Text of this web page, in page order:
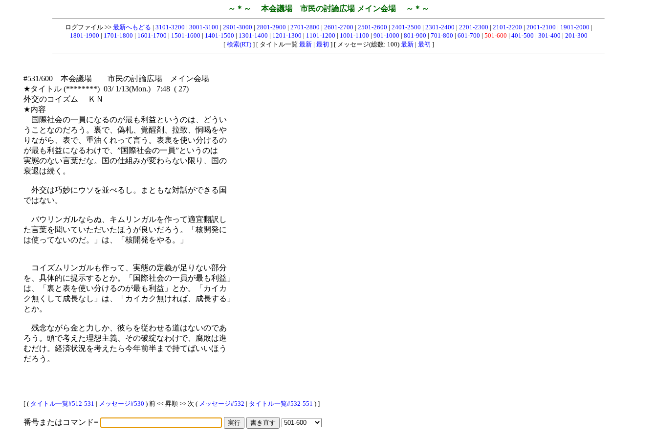
～＊～ 本会議場 市民の討論広場 メイン会場 ～＊～
ログファイル >> 最新へもどる | 3101-3200 | 3001-3100 | 2901-3000 | 2801-2900 | 2701-2800 | 2601-2700 | 2501-2600 | 2401-2500 | 2301-2400 | 2201-2300 | 2101-2200 | 2001-2100 | 1901-2000 |
1801-1900 | 1701-1800 | 1601-1700 | 1501-1600 | 1401-1500 | 1301-1400 | 1201-1300 | 1101-1200 | 1001-1100 | 901-1000 | 801-900 | 701-800 | 601-700 | 501-600 | 401-500 | 301-400 | 201-300
[ 検索(RT)] [ タイトル一覧 最新| 最初 ] [ メッセージ(総数: 100) 最新| 最初 ]
#531/600 本会議場 市民の討論広場 メイン会場
★タイトル (********) 03/ 1/13(Mon.) 7:48 ( 27)
外交のコイズム ＫＮ
★内容
国際社会の一員になるのが最も利益というのは、どうい
うことなのだろう。裏で、偽札、覚醒剤、拉致、恫喝をや
りながら、表で、重油くれって言う。表裏を使い分けるの
が最も利益になるわけで、”国際社会の一員”というのは
実態のない言葉だな。国の仕組みが変わらない限り、国の
衰退は続く。
外交は巧妙にウソを並べるし。まともな対話ができる国
ではない。
バウリンガルならぬ、キムリンガルを作って適宜翻訳し
た言葉を聞いていただいたほうが良いだろう。「核開発に
は使ってないのだ。」は、「核開発をやる。」
コイズムリンガルも作って、実態の定義が足りない部分
を、具体的に提示するとか。「国際社会の一員が最も利益」
は、「裏と表を使い分けるのが最も利益」とか。「カイカ
ク無くして成長なし」は、「カイカク無ければ、成長する」
とか。
残念ながら金と力しか、彼らを従わせる道はないのであ
ろう。頭で考えた理想主義、その破綻なわけで、腐敗は進
むだけ。経済状況を考えたら今年前半まで持てばいいほう
だろう。
[ ( タイトル一覧#512-531 | メッセージ#530 ) 前 << 昇順 >> 次 ( メッセージ#532 | タイトル一覧#532-551 ) ]
番号またはコマンド=